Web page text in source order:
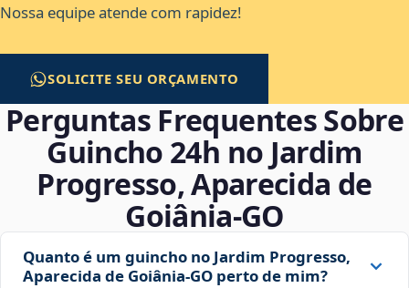
Nossa equipe atende com rapidez!
SOLICITE SEU ORÇAMENTO
Perguntas Frequentes Sobre
Guincho 24h no Jardim
Progresso, Aparecida de
Goiânia‑GO
Quanto é um guincho no Jardim Progresso,
Aparecida de Goiânia‑GO perto de mim?